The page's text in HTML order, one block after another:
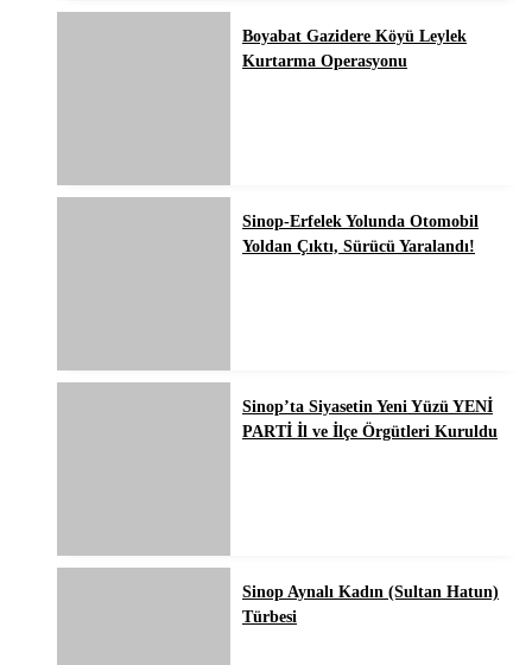
Boyabat Gazidere Köyü Leylek
Kurtarma Operasyonu
Sinop-Erfelek Yolunda Otomobil
Yoldan Çıktı, Sürücü Yaralandı!
Sinop’ta Siyasetin Yeni Yüzü YENİ
PARTİ İl ve İlçe Örgütleri Kuruldu
Sinop Aynalı Kadın (Sultan Hatun)
Türbesi